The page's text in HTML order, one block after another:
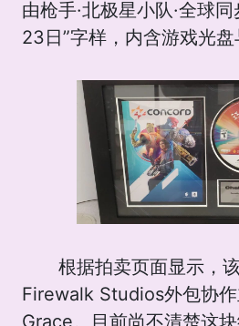
由枪手·北极星小队·全球
23日”字样，内含游戏光盘
根据拍卖页面显示，
Firewalk Studios外包协
Grace。目前尚不清楚这